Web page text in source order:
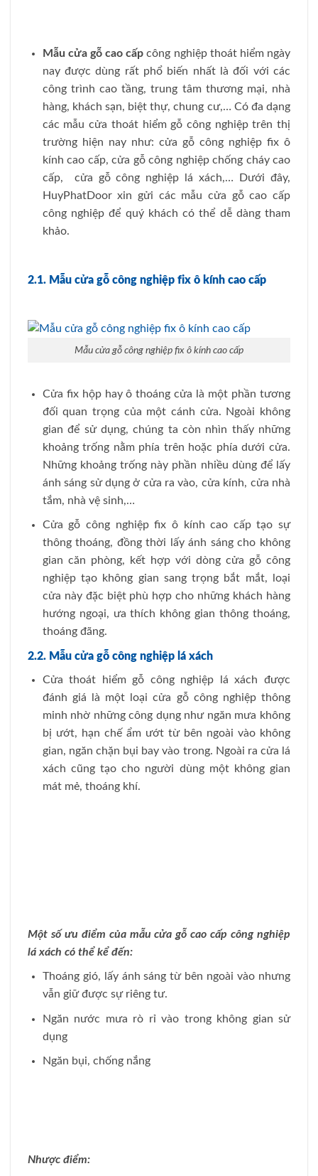
Mẫu cửa gỗ cao cấp công nghiệp thoát hiểm ngày
nay được dùng rất phổ biến nhất là đối với các
công trình cao tầng, trung tâm thương mại, nhà
hàng, khách sạn, biệt thự, chung cư,… Có đa dạng
các mẫu cửa thoát hiểm gỗ công nghiệp trên thị
trường hiện nay như: cửa gỗ công nghiệp fix ô
kính cao cấp, cửa gỗ công nghiệp chống cháy cao
cấp, cửa gỗ công nghiệp lá xách,… Dưới đây,
HuyPhatDoor xin gửi các mẫu cửa gỗ cao cấp
công nghiệp để quý khách có thể dễ dàng tham
khảo.
2.1. Mẫu cửa gỗ công nghiệp fix ô kính cao cấp
Mẫu cửa gỗ công nghiệp fix ô kính cao cấp
Cửa fix hộp hay ô thoáng cửa là một phần tương
đối quan trọng của một cánh cửa. Ngoài không
gian để sử dụng, chúng ta còn nhìn thấy những
khoảng trống nằm phía trên hoặc phía dưới cửa.
Những khoảng trống này phần nhiều dùng để lấy
ánh sáng sử dụng ở cửa ra vào, cửa kính, cửa nhà
tắm, nhà vệ sinh,…
Cửa gỗ công nghiệp fix ô kính cao cấptạo sự
thông thoáng, đồng thời lấy ánh sáng cho không
gian căn phòng, kết hợp với dòng cửa gỗ công
nghiệp tạo không gian sang trọng bắt mắt, loại
cửa này đặc biệt phù hợp cho những khách hàng
hướng ngoại, ưa thích không gian thông thoáng,
thoáng đãng.
2.2. Mẫu cửa gỗ công nghiệp lá xách
Cửa thoát hiểm gỗ công nghiệp lá xách được
đánh giá là một loại cửa gỗ công nghiệp thông
minh nhờ những công dụng như ngăn mưa không
bị ướt, hạn chế ẩm ướt từ bên ngoài vào không
gian, ngăn chặn bụi bay vào trong. Ngoài ra cửa lá
xách cũng tạo cho người dùng một không gian
mát mẻ, thoáng khí.
Một số ưu điểm của mẫu cửa gỗ cao cấp công nghiệp
lá xách có thể kể đến:
Thoáng gió, lấy ánh sáng từ bên ngoài vào nhưng
vẫn giữ được sự riêng tư.
Ngăn nước mưa rò rỉ vào trong không gian sử
dụng
Ngăn bụi, chống nắng
Nhược điểm: